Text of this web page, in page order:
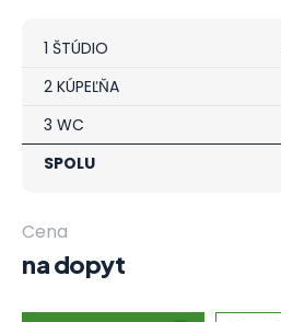
1 ŠTÚDIO
2 KÚPEĽŇA
3 WC
SPOLU
Cena
na dopyt